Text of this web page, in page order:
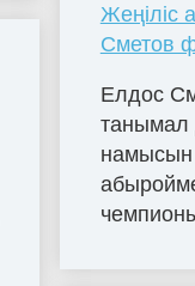
Жеңіліс
Сметов
Елдос
танымал
намысын